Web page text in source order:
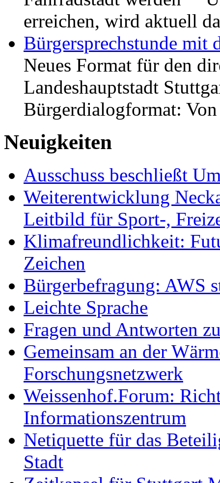
erreichen, wird aktuell
Bürgersprechstunde mit
Neues Format für den
Landeshauptstadt
Bürgerdialogformat:
Neuigkeiten
Ausschuss beschließt
Weiterentwicklung
Leitbild für Sport-,
Klimafreundlichkeit:
Zeichen
Bürgerbefragung: AWS
Leichte Sprache
Fragen und Antworten
Gemeinsam an der
Forschungsnetzwerk
Weissenhof.Forum:
Informationszentrum
Netiquette für das
Stadt